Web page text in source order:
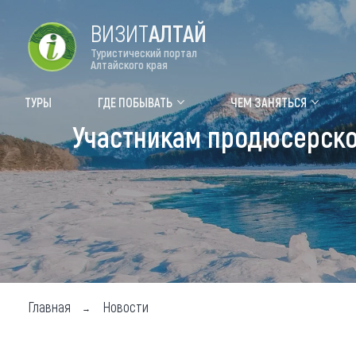
Форум VISIT ALTAI
Туры Где
Топ
ВИЗИТАЛТАЙ
Туристический портал
Алтайского края
ТУРЫ ГДЕ ПОБЫВАТЬ ЧЕМ ЗАНЯТЬСЯ
Участникам
Главная Новости